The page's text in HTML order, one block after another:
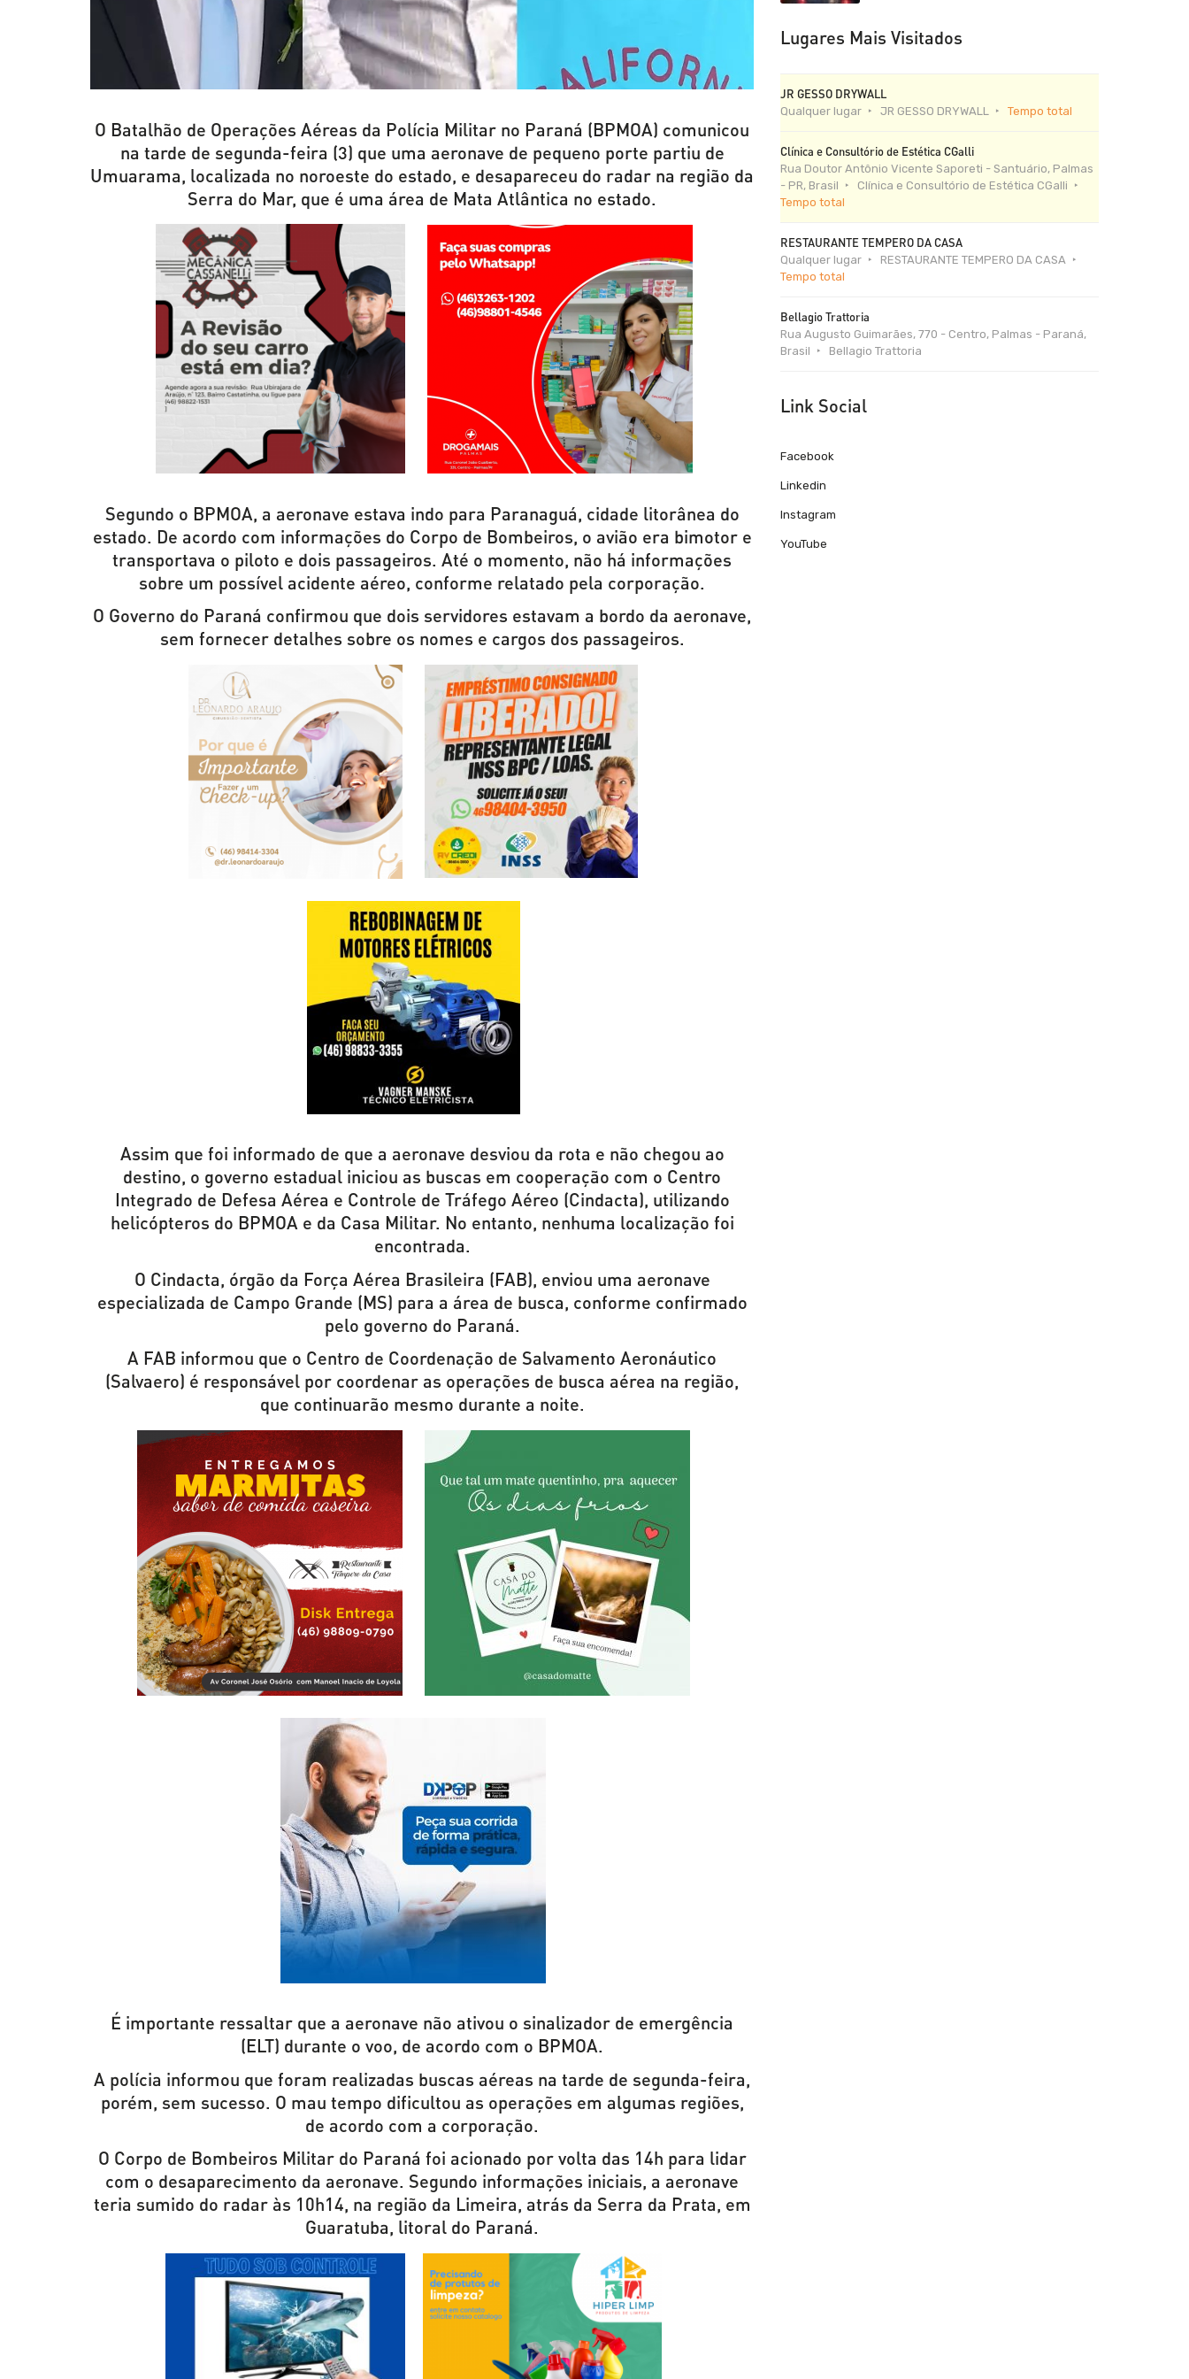
O Batalhão de Operações Aéreas da Polícia Militar no Paraná (BPMOA) comunicou
na tarde de segunda-feira (3) que uma aeronave de pequeno porte partiu de
Umuarama, localizada no noroeste do estado, e desapareceu do radar na região da
Serra do Mar, que é uma área de Mata Atlântica no estado.
Segundo o BPMOA, a aeronave estava indo para Paranaguá, cidade litorânea do
estado. De acordo com informações do Corpo de Bombeiros, o avião era bimotor e
transportava o piloto e dois passageiros. Até o momento, não há informações
sobre um possível acidente aéreo, conforme relatado pela corporação.
O Governo do Paraná confirmou que dois servidores estavam a bordo da aeronave,
sem fornecer detalhes sobre os nomes e cargos dos passageiros.
Assim que foi informado de que a aeronave desviou da rota e não chegou ao
destino, o governo estadual iniciou as buscas em cooperação com o Centro
Integrado de Defesa Aérea e Controle de Tráfego Aéreo (Cindacta), utilizando
helicópteros do BPMOA e da Casa Militar. No entanto, nenhuma localização foi
encontrada.
O Cindacta, órgão da Força Aérea Brasileira (FAB), enviou uma aeronave
especializada de Campo Grande (MS) para a área de busca, conforme confirmado
pelo governo do Paraná.
A FAB informou que o Centro de Coordenação de Salvamento Aeronáutico
(Salvaero) é responsável por coordenar as operações de busca aérea na região,
que continuarão mesmo durante a noite.
É importante ressaltar que a aeronave não ativou o sinalizador de emergência
(ELT) durante o voo, de acordo com o BPMOA.
A polícia informou que foram realizadas buscas aéreas na tarde de segunda-feira,
porém, sem sucesso. O mau tempo dificultou as operações em algumas regiões,
de acordo com a corporação.
O Corpo de Bombeiros Militar do Paraná foi acionado por volta das 14h para lidar
com o desaparecimento da aeronave. Segundo informações iniciais, a aeronave
teria sumido do radar às 10h14, na região da Limeira, atrás da Serra da Prata, em
Guaratuba, litoral do Paraná.
Lugares Mais Visitados
JR GESSO DRYWALL
Qualquer lugar JR GESSO DRYWALL Tempo total
Clínica e Consultório de Estética CGalli
Rua Doutor Antônio Vicente Saporeti - Santuário, Palmas
- PR, Brasil
Clínica e Consultório de Estética CGalli
Tempo total
RESTAURANTE TEMPERO DA CASA
Qualquer lugar
RESTAURANTE TEMPERO DA CASA
Tempo total
Bellagio Trattoria
Rua Augusto Guimarães, 770 - Centro, Palmas - Paraná,
Brasil
Bellagio Trattoria
Link Social
Facebook
Linkedin
Instagram
YouTube